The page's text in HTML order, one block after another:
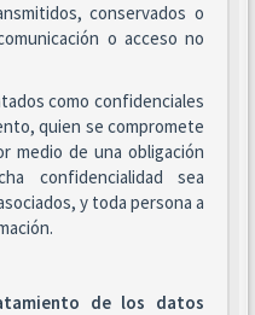
conservados o
o acceso no
como confidenciales
quien se compromete
medio de una obligación
confidencialidad sea
y toda persona a
de los datos